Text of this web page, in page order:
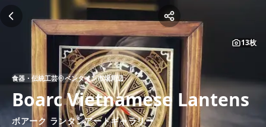
13枚
食器・伝統工芸 ベンタイン市場周辺
Boarc Vietnamese Lantens
ボアーク ランタンアートギャラリー